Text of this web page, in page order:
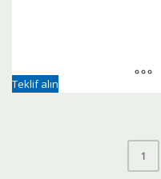
Teklif alın
1